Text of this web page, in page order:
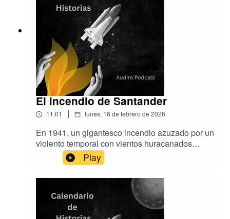
conocer el Síndrome de Landau-Kleffner y para
que se investigue.Música original de Aser
Rodríguez y también de
EpidemicSound.Calendario de Historias es una
producción de Audire
Podcastwww.audirepodcast.com
El incendio de Santander
11:01 | lunes, 16 de febrero de 2026
En 1941, un gigantesco incendio azuzado por un
violento temporal con vientos huracanados
destruyó el centro histórico de Santander.Música
de Aser Rodríguez y EpidemicSoundProducción
de Audire Podcast.
Play